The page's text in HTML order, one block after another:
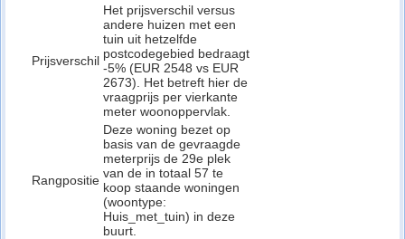
Prijsverschil
Het prijsverschil versus
andere huizen met een
tuin uit hetzelfde
postcodegebied bedraagt
-5% (EUR 2548 vs EUR
2673). Het betreft hier de
vraagprijs per vierkante
meter woonoppervlak.
Rangpositie
Deze woning bezet op
basis van de gevraagde
meterprijs de 29e plek
van de in totaal 57 te
koop staande woningen
(woontype:
Huis_met_tuin) in deze
buurt.